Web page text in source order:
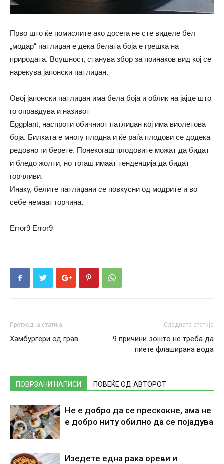
Прво што ќе помислите ако досега не сте виделе бел
„модар“ патлиџан е дека белата боја е грешка на
природата. Всушност, станува збор за поинаков вид кој се
нарекува јапонски патлиџан.
Овој јапонски патлиџан има бела боја и облик на јајце што
го оправдува и називот
Eggplant, наспроти обичниот патлиџан кој има виолетова
боја. Билката е многу плодна и ќе раѓа плодови се додека
редовно ги берете. Понекогаш плодовите можат да бидат
и бледо жолти, но тогаш имаат тенденција да бидат
горчливи.
Инаку, белите патлиџани се повкусни од модрите и во
себе немаат горчина.
Error9 Error9
Претходна статија
Хамбургери од грав
Следната статија
9 причини зошто не треба да
пиете флаширана вода
ПОВРЗАНИ НАПИСИ ПОВЕЌЕ ОД АВТОРОТ
Не е добро да се прескокне, ама не
е добро ниту обилно да се појадува
Изедете една рака ореви и